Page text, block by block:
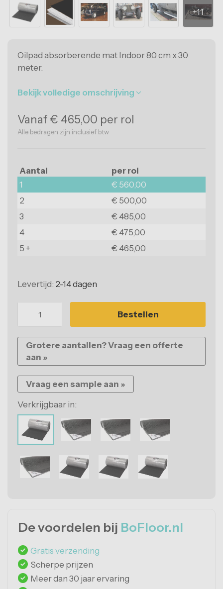
Oilpad absorberende mat Indoor 80 cm x 30
meter.
Bekijk volledige omschrijving
Vanaf € 465,00 per rol
Alle bedragen zijn inclusief btw
Aantal
per rol
1
€ 560,00
2
€ 500,00
3
€ 485,00
4
€ 475,00
5 +
€ 465,00
Levertijd: 2-14 dagen
Bestellen
Grotere aantallen? Vraag een offerte
aan »
Vraag een sample aan »
Verkrijgbaar in:
De voordelen bij BoFloor.nl
Gratis verzending
Scherpe prijzen
Meer dan 30 jaar ervaring
Kantoorvloeren
Fitnessvloeren
Sportvelden
Beursstandvloeren
Evenementenvloeren
Stalvloeren
ESD-vloeren
Onderwijsvloeren
Balkonvloeren
Woonkamervloeren
Badkamervloeren
Voortenttegels
Niet zeker welke vloer?
Onze vakspecialisten helpen u graag.
on antislip
HACCP tape
Eindkappen